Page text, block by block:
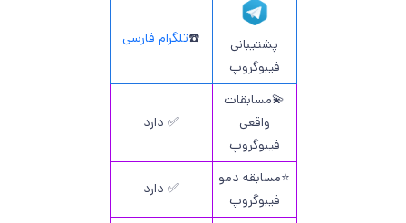
پشتیبانی
فیبوگروپ
☎️تلگرام فارسی
💫مسابقات
واقعی
فیبوگروپ
✅ دارد
⭐مسابقه دمو
فیبوگروپ
✅ دارد